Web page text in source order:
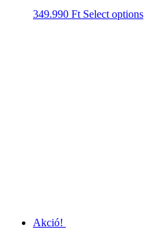
349.990 Ft Select options
Akció!